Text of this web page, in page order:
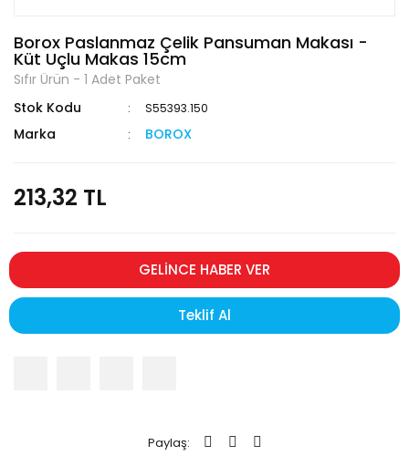
Borox Paslanmaz Çelik Pansuman Makası -
Küt Uçlu Makas 15cm
Sıfır Ürün - 1 Adet Paket
Stok Kodu
S55393.150
Marka BOROX
213,32 TL
GELİNCE HABER VER
Teklif Al
Paylaş: